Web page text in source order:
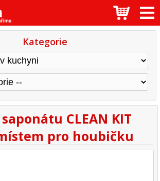
Kategorie
CLEAN KIT
pro houbičku